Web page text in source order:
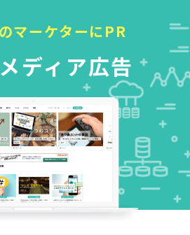
マーケターにPR
ディア広告